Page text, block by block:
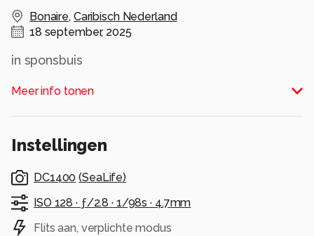
Bonaire, Caribisch Nederland
18 september, 2025
in sponsbuis
Alle rechten voorbehouden
Meer info tonen
Instellingen
DC1400 (SeaLife)
ISO 128 · ƒ/2.8 · 1/98s · 4.7mm
Flits aan, verplichte modus